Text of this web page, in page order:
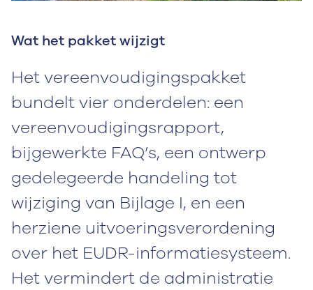
Wat het pakket wijzigt
Het vereenvoudigingspakket
bundelt vier onderdelen: een
vereenvoudigingsrapport,
bijgewerkte FAQ’s, een ontwerp
gedelegeerde handeling tot
wijziging van Bijlage I, en een
herziene uitvoeringsverordening
over het EUDR-informatiesysteem.
Het vermindert de administratie